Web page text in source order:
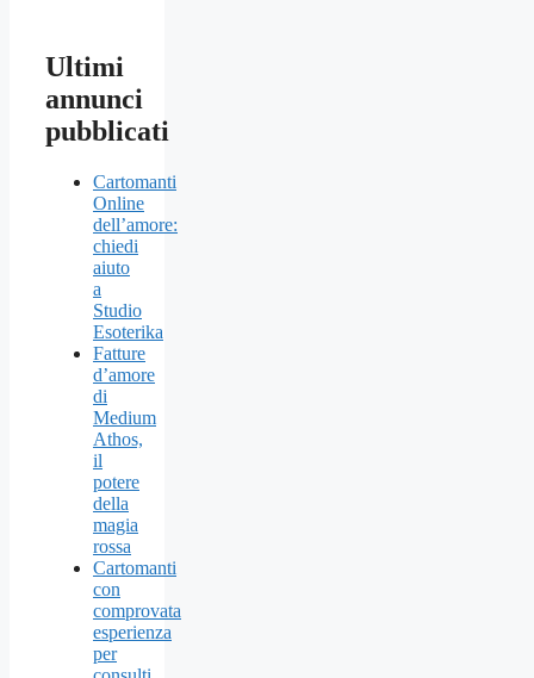
Ultimi
annunci
pubblicati
Cartomanti
Online
dell’amore:
chiedi
aiuto
a
Studio
Esoterika
Fatture
d’amore
di
Medium
Athos,
il
potere
della
magia
rossa
Cartomanti
con
comprovata
esperienza
per